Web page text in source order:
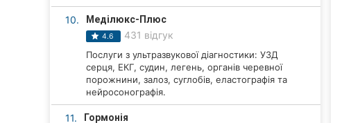
10. Меділюкс-Плюс
4.6 431 відгук
Послуги з ультразвукової діагностики: УЗД
серця, ЕКГ, судин, легень, органів черевної
порожнини, залоз, суглобів, еластографія та
нейросонографія.
11. Гормонія